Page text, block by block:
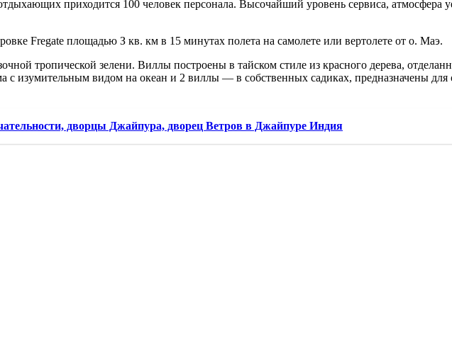
приходится 100 человек персонала. Высочайший уровень cepвиca, атмосфера
Fregate площадью З кв. км в 15 минутах полета на самолете или вертолете от о. Маэ.
тропической зелени. Виллы построены в тайском стиле из красного дерева,
с изумительным видом на океан и 2 виллы — в собственных садиках, предназначены для
дворцы Джайпура, дворец Ветров в Джайпуре Индия